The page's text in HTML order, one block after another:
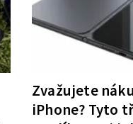
Zvažujete
iPhone? Tyto